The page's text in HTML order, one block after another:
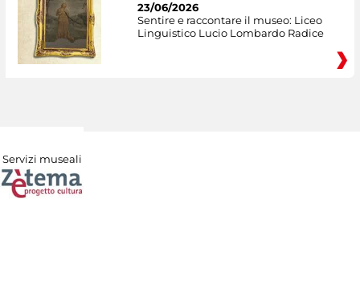
23/06/2026
Sentire e raccontare il museo: Liceo
Linguistico Lucio Lombardo Radice
Servizi museali